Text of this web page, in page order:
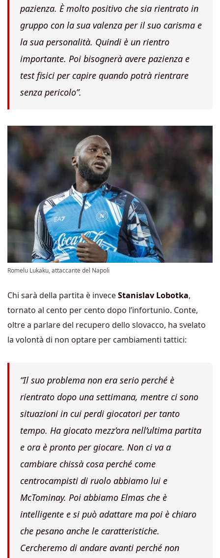
pazienza. È molto positivo che sia rientrato in
gruppo con la sua valenza per il suo carisma e
la sua personalità. Quindi è un rientro
importante. Poi bisognerà avere pazienza e
test fisici per capire quando potrà rientrare
senza pericolo”.
Romelu Lukaku, attaccante del Napoli
Chi sarà della partita è inveceStanislav Lobotka,
tornato al cento per cento dopo l’infortunio. Conte,
oltre a parlare del recupero dello slovacco, ha svelato
la volontà di non optare per cambiamenti tattici:
“Il suo problema non era serio perché è
rientrato dopo una settimana, mentre ci sono
situazioni in cui perdi giocatori per tanto
tempo. Ha giocato mezz’ora nell’ultima partita
e ora è pronto per giocare. Non ci va a
cambiare chissà cosa perché come
centrocampisti di ruolo abbiamo lui e
McTominay. Poi abbiamo Elmas che è
intelligente e si può adattare ma poi è chiaro
che pesano anche le caratteristiche.
Cercheremo di andare avanti perché non